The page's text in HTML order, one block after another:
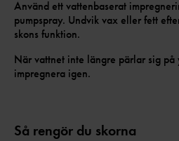
Använd ett vattenbaserat
pumpspray. Undvik vax eller fett
skons funktion.
När vattnet inte längre pärlar sig på
impregnera igen.
Så rengör du skorna